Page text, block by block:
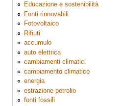
Educazione e sostenibilità
Fonti rinnovabili
Fotovoltaico
Rifiuti
accumulo
auto elettrica
cambiamenti climatici
cambiamento climatico
energia
estrazione petrolio
fonti fossili